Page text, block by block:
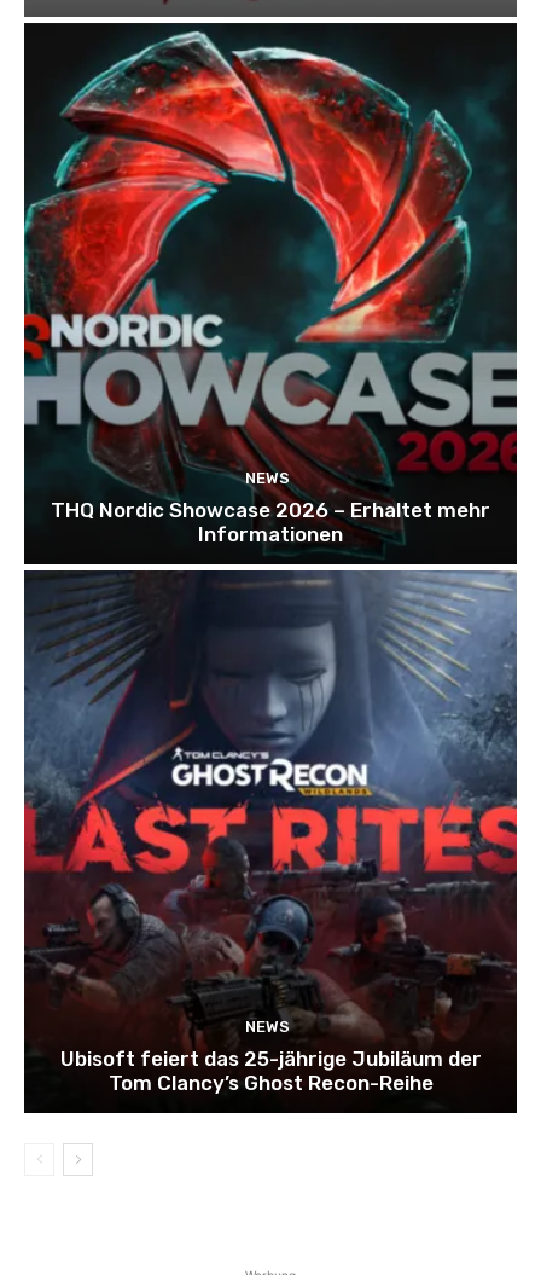
NEWS
THQ Nordic Showcase 2026 – Erhaltet mehr
Informationen
NEWS
Ubisoft feiert das 25-jährige Jubiläum der
Tom Clancy’s Ghost Recon-Reihe